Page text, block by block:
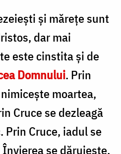
și mărețe sunt
dar mai
este cinstita și de
Domnului. Prin
moartea,
Cruce se dezleagă
Prin Cruce, iadul se
se dăruiește.